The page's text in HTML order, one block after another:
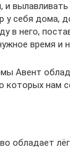
вылавливать
у себя дома,
в него,
время и
Авент
которых нам
обладает